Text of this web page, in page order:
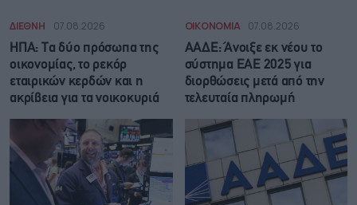
ΔΙΕΘΝΗ 07.08.2026
ΗΠΑ: Τα δύο πρόσωπα της
οικονομίας, το ρεκόρ
εταιρικών κερδών και η
ακρίβεια για τα νοικοκυριά
ΟΙΚΟΝΟΜΙΑ 07.08.2026
ΑΑΔΕ: Άνοιξε εκ νέου το
σύστημα ΕΑΕ 2025 για
διορθώσεις μετά από την
τελευταία πληρωμή